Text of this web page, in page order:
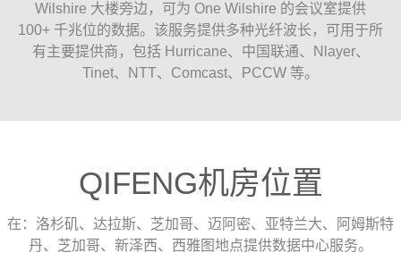
Wilshire 大楼旁边，可为 One Wilshire 的会议室提供
100+ 千兆位的数据。该服务提供多种光纤波长，可用于所
有主要提供商，包括 Hurricane、中国联通、Nlayer、
Tinet、NTT、Comcast、PCCW 等。
QIFENG机房位置
在：洛杉矶、达拉斯、芝加哥、迈阿密、亚特兰大、阿姆斯特
丹、芝加哥、新泽西、西雅图地点提供数据中心服务。